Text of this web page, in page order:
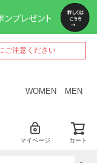
ご注意ください
WOMEN MEN
マイページ カート
ペー
ジト
ップ
へ